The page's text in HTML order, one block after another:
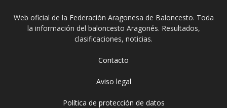
Web oficial de la Federación Aragonesa de Baloncesto. Toda
la información del baloncesto Aragonés. Resultados,
clasificaciones, noticias.
Contacto
Aviso legal
Política de protección de datos